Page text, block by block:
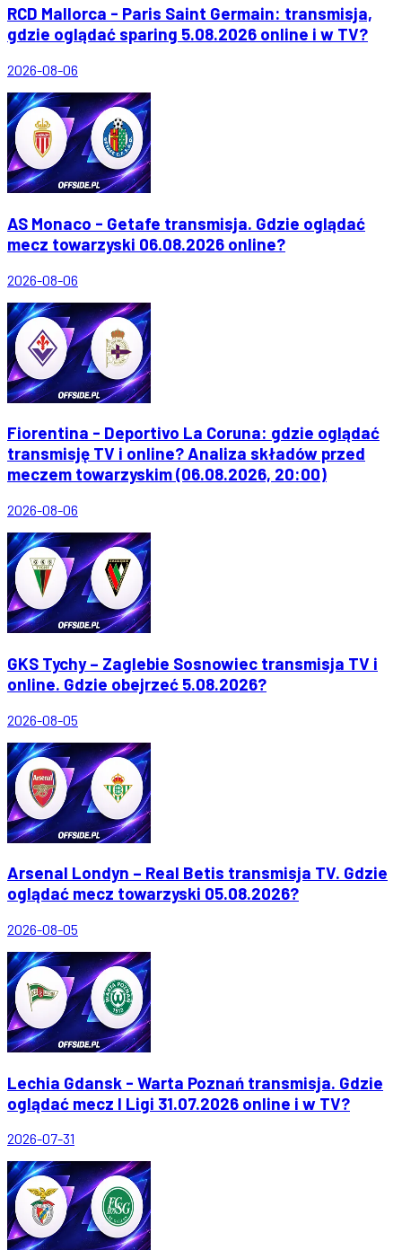
RCD Mallorca - Paris Saint Germain: transmisja,
gdzie oglądać sparing 5.08.2026 online i w TV?
2026-08-06
AS Monaco - Getafe transmisja. Gdzie oglądać
mecz towarzyski 06.08.2026 online?
2026-08-06
Fiorentina - Deportivo La Coruna: gdzie oglądać
transmisję TV i online? Analiza składów przed
meczem towarzyskim (06.08.2026, 20:00)
2026-08-06
GKS Tychy – Zaglebie Sosnowiec transmisja TV i
online. Gdzie obejrzeć 5.08.2026?
2026-08-05
Arsenal Londyn – Real Betis transmisja TV. Gdzie
oglądać mecz towarzyski 05.08.2026?
2026-08-05
Lechia Gdansk - Warta Poznań transmisja. Gdzie
oglądać mecz I Ligi 31.07.2026 online i w TV?
2026-07-31